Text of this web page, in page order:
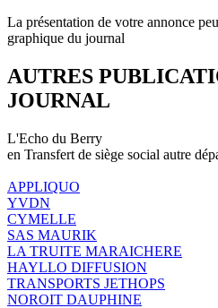
La présentation de votre annonce
graphique du journal
AUTRES
JOURNAL
L'Echo du Berry
en Transfert de siège social autre
APPLIQUO
YVDN
CYMELLE
SAS MAURIK
LA TRUITE MARAICHERE
HAYLLO DIFFUSION
TRANSPORTS JETHOPS
NOROIT DAUPHINE